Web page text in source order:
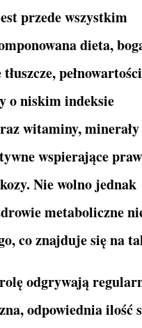
przede wszystkim
dieta,
o niskim indeksie
witaminy,
wspierające
Nie wolno jednak
metaboliczne
co znajduje się na
odgrywają
odpowiednia ilość